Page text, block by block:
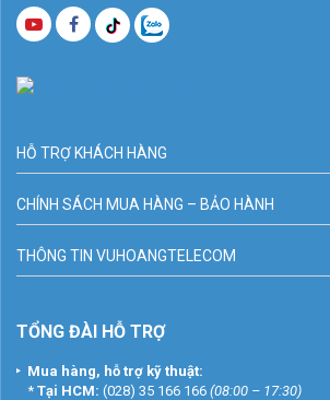
HỖ TRỢ KHÁCH HÀNG
CHÍNH SÁCH MUA HÀNG – BẢO HÀNH
THÔNG TIN VUHOANGTELECOM
TỔNG ĐÀI HỖ TRỢ
Mua hàng, hỗ trợ kỹ thuật:
* Tại HCM: (028) 35 166 166 (08:00 – 17:30)